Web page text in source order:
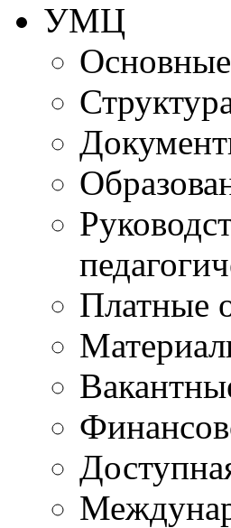
УМЦ
Платные